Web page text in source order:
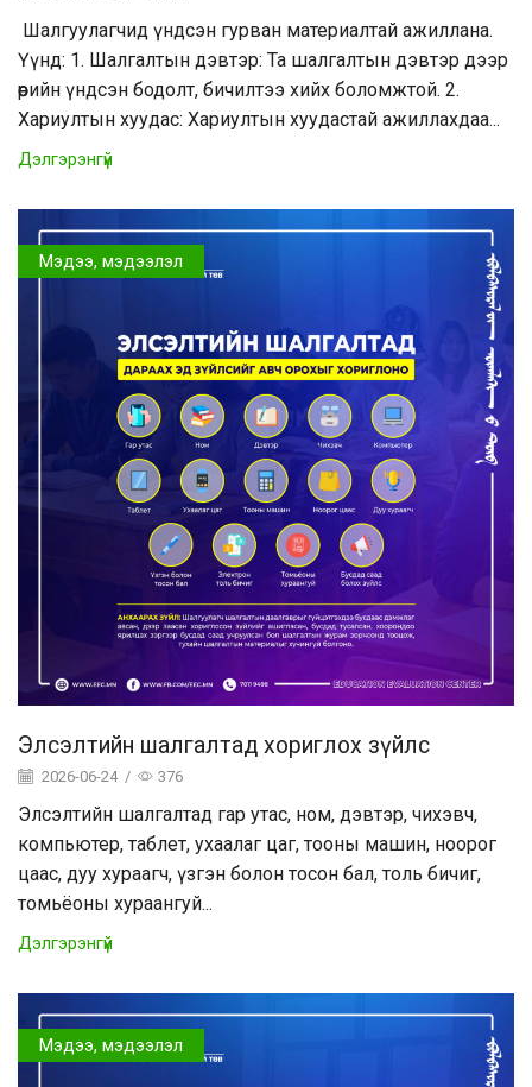
Шалгуулагчид үндсэн гурван материалтай ажиллана.
Үүнд: 1. Шалгалтын дэвтэр: Та шалгалтын дэвтэр дээр
өөрийн үндсэн бодолт, бичилтээ хийх боломжтой. 2.
Хариултын хуудас: Хариултын хуудастай ажиллахдаа...
Дэлгэрэнгүй
Мэдээ, мэдээлэл
Элсэлтийн шалгалтад хориглох зүйлс
2026-06-24 / 376
Элсэлтийн шалгалтад гар утас, ном, дэвтэр, чихэвч,
компьютер, таблет, ухаалаг цаг, тооны машин, ноорог
цаас, дуу хураагч, үзгэн болон тосон бал, толь бичиг,
томьёоны хураангуй...
Дэлгэрэнгүй
Мэдээ, мэдээлэл